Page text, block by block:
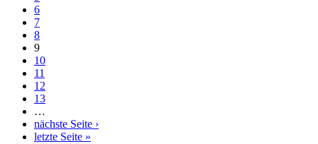
6
7
8
9
10
11
12
13
…
nächste Seite ›
letzte Seite »